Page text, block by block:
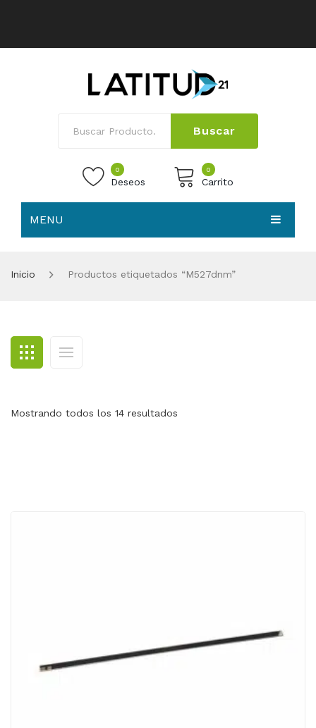
Buscar
0
Deseos
0
Carrito
MENU
BLOG
CONTACTO
Inicio Productos etiquetados “M527dnm”
Mostrando todos los 14 resultados